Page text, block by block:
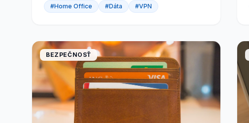
#Home Office #Dáta #VPN
BEZPEČNOSŤ